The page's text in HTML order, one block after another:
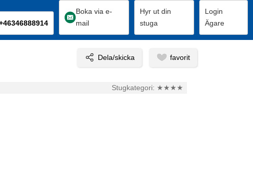
Boka via e-
mail
Hyr ut din
stuga
Login
Ägare
Stugkategori: ★★★★